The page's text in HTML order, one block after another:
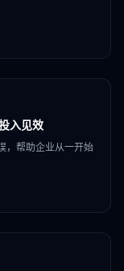
入见效
，帮助企业从一开始